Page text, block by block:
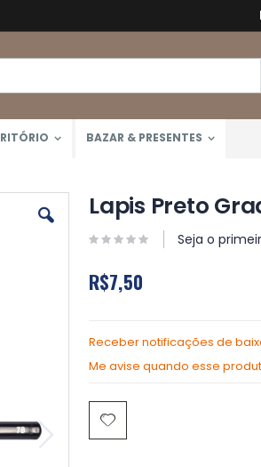
BAZAR & PRESENTES
Lapis Preto
Seja o
R$7,50
Receber notificações de
Me avise quando esse